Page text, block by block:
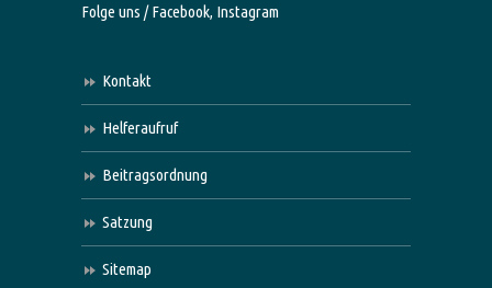
Folge uns /Facebook, Instagram
Kontakt
Helferaufruf
Beitragsordnung
Satzung
Sitemap